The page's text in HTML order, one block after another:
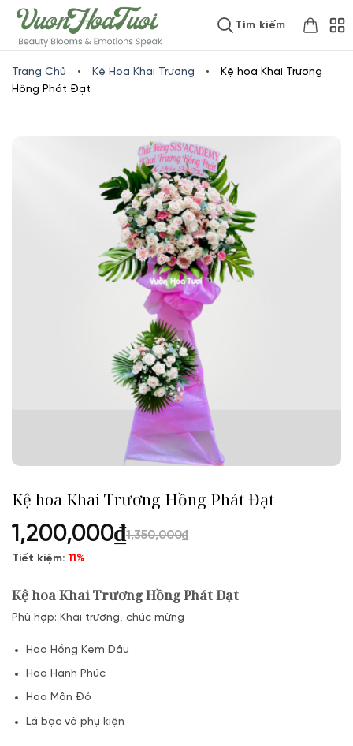
www.vuonhoatuoi.vnSkip
to
content
Tìm kiếm
Trang Chủ • Kệ Hoa Khai Trương •
Kệ hoa Khai Trương
Hồng Phát Đạt
Kệ hoa Khai Trương Hồng Phát Đạt
1,200,000₫1,350,000₫
Tiết kiệm:11%
Kệ hoa Khai Trương Hồng Phát Đạt
Phù hợp: Khai trương, chúc mừng
Hoa Hồng Kem Dâu
Hoa Hạnh Phúc
Hoa Môn Đỏ
Lá bạc và phụ kiện